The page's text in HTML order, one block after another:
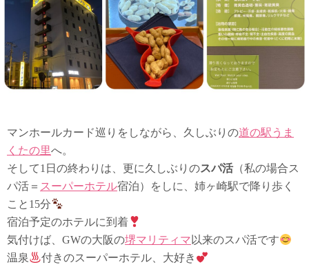
マンホールカード巡りをしながら、久しぶりの道の駅うま
くたの里へ。
そして1日の終わりは、更に久しぶりのスパ活 （私の場合ス
パ活＝ スーパーホテル宿泊）をしに、姉ヶ崎駅で降り歩く
こと15分
宿泊予定のホテルに到着
気付けば、GWの大阪の堺マリティマ 以来のスパ活です
温泉
付きのスーパーホテル、大好き